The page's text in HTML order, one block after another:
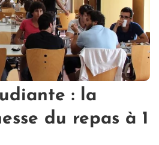
: la
du repas à 1